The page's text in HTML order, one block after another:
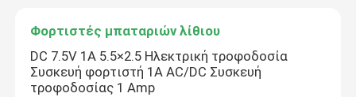
Φορτιστές μπαταριών λίθιου
DC 7.5V 1A 5.5×2.5 Ηλεκτρική τροφοδοσία
Συσκευή φορτιστή 1A AC/DC Συσκευή
τροφοδοσίας 1 Amp